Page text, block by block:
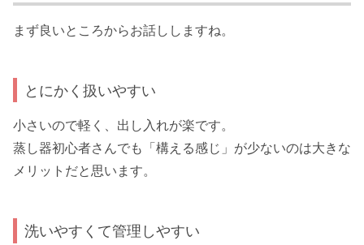
まず良いところからお話ししますね。
とにかく扱いやすい
小さいので軽く、出し入れが楽です。
蒸し器初心者さんでも「構える感じ」が少ないのは大きな
メリットだと思います。
洗いやすくて管理しやすい